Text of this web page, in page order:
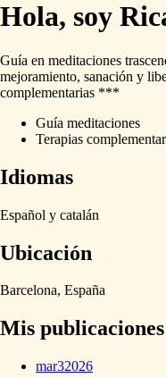
Hola, soy
Guía en meditaciones
mejoramiento, sanación y
complementarias ***
Guía meditaciones
Terapias
Idiomas
Español y catalán
Ubicación
Barcelona, España
Mis
mar32026